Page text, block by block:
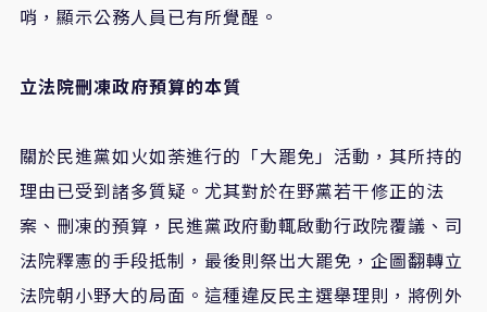
哨，顯示公務人員已有所覺醒。
立法院刪凍政府預算的本質
關於民進黨如火如荼進行的「大罷免」活動，其所持的
理由已受到諸多質疑。尤其對於在野黨若干修正的法
案、刪凍的預算，民進黨政府動輒啟動行政院覆議、司
法院釋憲的手段抵制，最後則祭出大罷免，企圖翻轉立
法院朝小野大的局面。這種違反民主選舉理則，將例外